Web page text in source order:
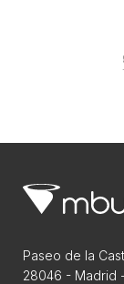
Paseo de la
28046 - Madrid